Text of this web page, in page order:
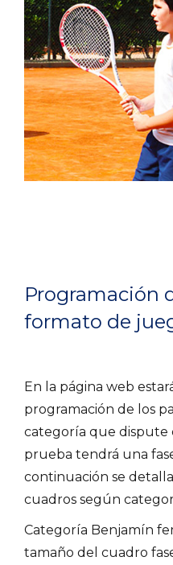
Programación
formato de
En la página web
programación de los
categoría que dispute
prueba tendrá una
continuación se
cuadros según
Categoría Benjamín
tamaño del cuadro